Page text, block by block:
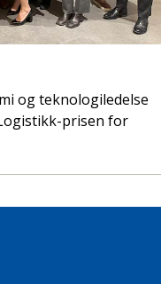
og teknologiledelse
prisen for